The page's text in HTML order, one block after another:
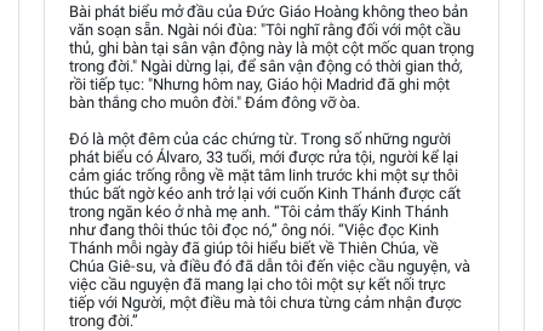
Bài phát biểu mở đầu của Đức Giáo Hoàng không theo bản
văn soạn sẵn. Ngài nói đùa: "Tôi nghĩ rằng đối với một cầu
thủ, ghi bàn tại sân vận động này là một cột mốc quan trọng
trong đời." Ngài dừng lại, để sân vận động có thời gian thở,
rồi tiếp tục: "Nhưng hôm nay, Giáo hội Madrid đã ghi một
bàn thắng cho muôn đời." Đám đông vỡ òa.
Đó là một đêm của các chứng từ. Trong số những người
phát biểu có Álvaro, 33 tuổi, mới được rửa tội, người kể lại
cảm giác trống rỗng về mặt tâm linh trước khi một sự thôi
thúc bất ngờ kéo anh trở lại với cuốn Kinh Thánh được cất
trong ngăn kéo ở nhà mẹ anh. “Tôi cảm thấy Kinh Thánh
như đang thôi thúc tôi đọc nó,” ông nói. “Việc đọc Kinh
Thánh mỗi ngày đã giúp tôi hiểu biết về Thiên Chúa, về
Chúa Giê-su, và điều đó đã dẫn tôi đến việc cầu nguyện, và
việc cầu nguyện đã mang lại cho tôi một sự kết nối trực
tiếp với Người, một điều mà tôi chưa từng cảm nhận được
trong đời.”